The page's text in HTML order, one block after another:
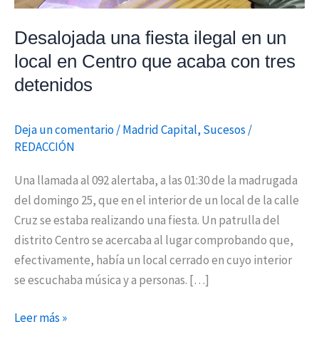
Desalojada una fiesta ilegal en un
local en Centro que acaba con tres
detenidos
Deja un comentario/Madrid Capital, Sucesos /
REDACCIÓN
Una llamada al 092 alertaba, a las 01:30 de la madrugada
del domingo 25, que en el interior de un local de la calle
Cruz se estaba realizando una fiesta. Un patrulla del
distrito Centro se acercaba al lugar comprobando que,
efectivamente, había un local cerrado en cuyo interior
se escuchaba música y a personas. […]
que
acaba
con
tres
Leer más »